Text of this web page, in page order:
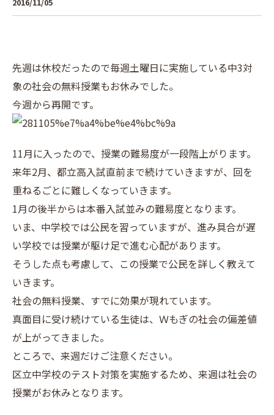
先週は休校だったので毎週土曜日に実施している中3対
象の社会の無料授業もお休みでした。
今週から再開です。
11月に入ったので、授業の難易度が一段階上がります。
来年2月、都立高入試直前まで続けていきますが、回を
重ねるごとに難しくなっていきます。
1月の後半からは本番入試並みの難易度となります。
いま、中学校では公民を習っていますが、進み具合が遅
い学校では授業が駆け足で進む心配があります。
そうした点も考慮して、この授業で公民を詳しく教えて
いきます。
社会の無料授業、すでに効果が現れています。
真面目に受け続けている生徒は、Ｗもぎの社会の偏差値
が上がってきました。
ところで、来週だけご注意ください。
区立中学校のテスト対策を実施するため、来週は社会の
授業がお休みとなります。